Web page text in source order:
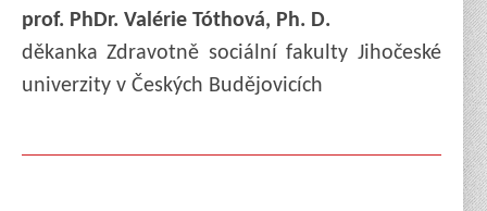
prof. PhDr. Valérie Tóthová, Ph. D.
děkanka Zdravotně sociální fakulty Jihočeské
univerzity v Českých Budějovicích